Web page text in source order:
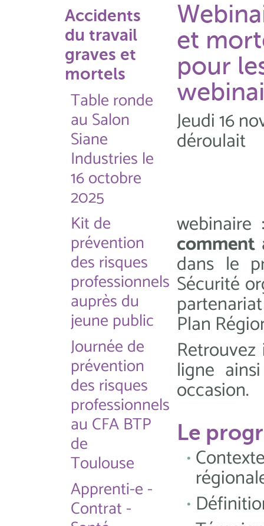
Accidents
du travail
graves et
mortels
Table ronde
au Salon
Siane
Industries le
16 octobre
2025
Kit de
prévention
des risques
professionnels
auprès du
jeune public
Journée de
prévention
des risques
professionnels
au CFA BTP
de
Toulouse
Apprenti-e -
Contrat -
et
pour
Jeudi 16
comment
dans le
Sécurité
Plan
ligne
occasion.
Le